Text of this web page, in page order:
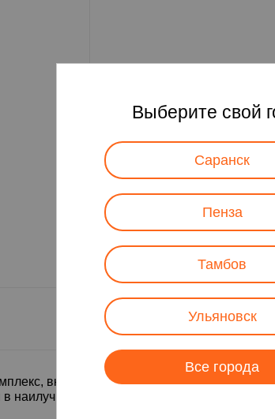
включающий в себя 3 незаменимые
наилучшем классическом соотношении 2:1:1.
Выберите свой
Саранск
Пенза
Тамбов
Ульяновск
Все города